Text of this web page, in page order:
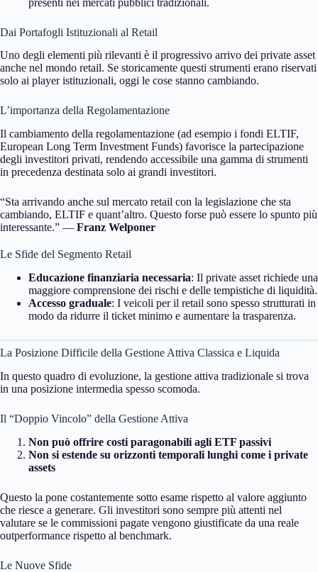
Dai Portafogli Istituzionali al Retail
Uno degli elementi più rilevanti è il progressivo arrivo dei private asset
anche nel mondo retail. Se storicamente questi strumenti erano riservati
solo ai player istituzionali, oggi le cose stanno cambiando.
L’importanza della Regolamentazione
Il cambiamento della regolamentazione (ad esempio i fondi ELTIF,
European Long Term Investment Funds) favorisce la partecipazione
degli investitori privati, rendendo accessibile una gamma di strumenti
in precedenza destinata solo ai grandi investitori.
“Sta arrivando anche sul mercato retail con la legislazione che sta
cambiando, ELTIF e quant’altro. Questo forse può essere lo spunto più
interessante.” — Franz Welponer
Le Sfide del Segmento Retail
Educazione finanziaria necessaria: Il private asset richiede una
maggiore comprensione dei rischi e delle tempistiche di liquidità.
Accesso graduale: I veicoli per il retail sono spesso strutturati in
modo da ridurre il ticket minimo e aumentare la trasparenza.
La Posizione Difficile della Gestione Attiva Classica e Liquida
In questo quadro di evoluzione, la gestione attiva tradizionale si trova
in una posizione intermedia spesso scomoda.
Il “Doppio Vincolo” della Gestione Attiva
Non può offrire costi paragonabili agli ETF passivi
Non si estende su orizzonti temporali lunghi come i private
assets
Questo la pone costantemente sotto esame rispetto al valore aggiunto
che riesce a generare. Gli investitori sono sempre più attenti nel
valutare se le commissioni pagate vengono giustificate da una reale
outperformance rispetto al benchmark.
Le Nuove Sfide